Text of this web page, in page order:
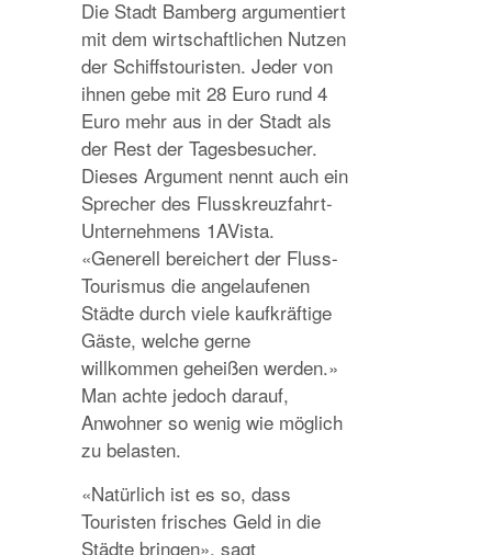
Die Stadt Bamberg argumentiert
mit dem wirtschaftlichen Nutzen
der Schiffstouristen. Jeder von
ihnen gebe mit 28 Euro rund 4
Euro mehr aus in der Stadt als
der Rest der Tagesbesucher.
Dieses Argument nennt auch ein
Sprecher des Flusskreuzfahrt-
Unternehmens 1AVista.
«Generell bereichert der Fluss-
Tourismus die angelaufenen
Städte durch viele kaufkräftige
Gäste, welche gerne
willkommen geheißen werden.»
Man achte jedoch darauf,
Anwohner so wenig wie möglich
zu belasten.
«Natürlich ist es so, dass
Touristen frisches Geld in die
Städte bringen», sagt